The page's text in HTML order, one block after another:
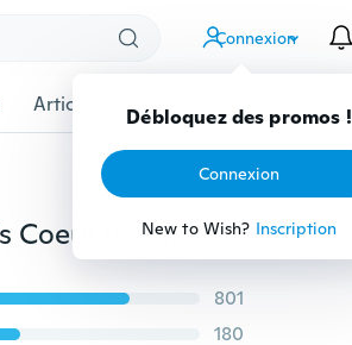
Connexion
Débloquez des promos !
Connexion
New to Wish? Inscription
Articles pour animaux domestiques
2P Une moitié et demi Meilleurs Amis 2P Pendentifs Coeur Pendentif Pendentif Colliers de Coeur Colorés
801
180